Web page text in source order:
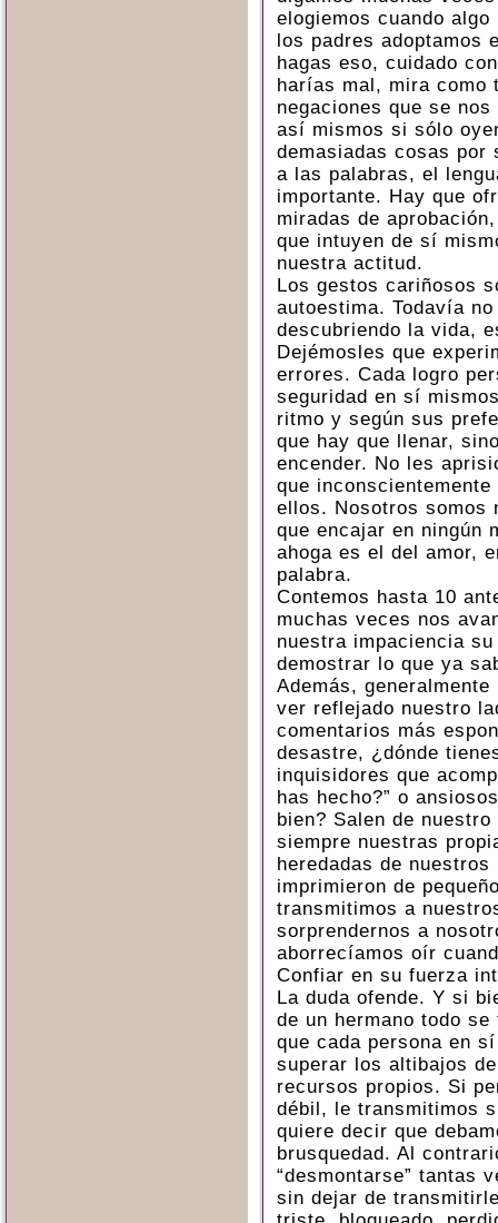
elogiemos cuando
los padres adoptamos
hagas eso, cuidado
harías mal, mira como
negaciones que se
así mismos si sólo
demasiadas cosas por
a las palabras, el
importante. Hay que
miradas de
que intuyen de sí
nuestra actitud.
Los gestos cariñosos
autoestima. Todavía
descubriendo la vida,
Dejémosles que
errores. Cada logro
seguridad en sí
ritmo y según sus
que hay que llenar,
encender. No les
que
ellos. Nosotros somos
que encajar en ningún
ahoga es el del amor,
palabra.
Contemos hasta 10
muchas veces nos
nuestra impaciencia
demostrar lo que ya
Además,
ver reflejado nuestro
comentarios más
desastre, ¿dónde
inquisidores que
has hecho?” o
bien? Salen de
siempre nuestras
heredadas de
imprimieron de
transmitimos a
sorprendernos a
aborrecíamos oír
Confiar en su fuerza
La duda ofende. Y si
de un hermano todo
que cada persona en
superar los altibajos
recursos propios. Si
débil, le transmitimos
quiere decir que
brusquedad. Al
“desmontarse” tantas
sin dejar de